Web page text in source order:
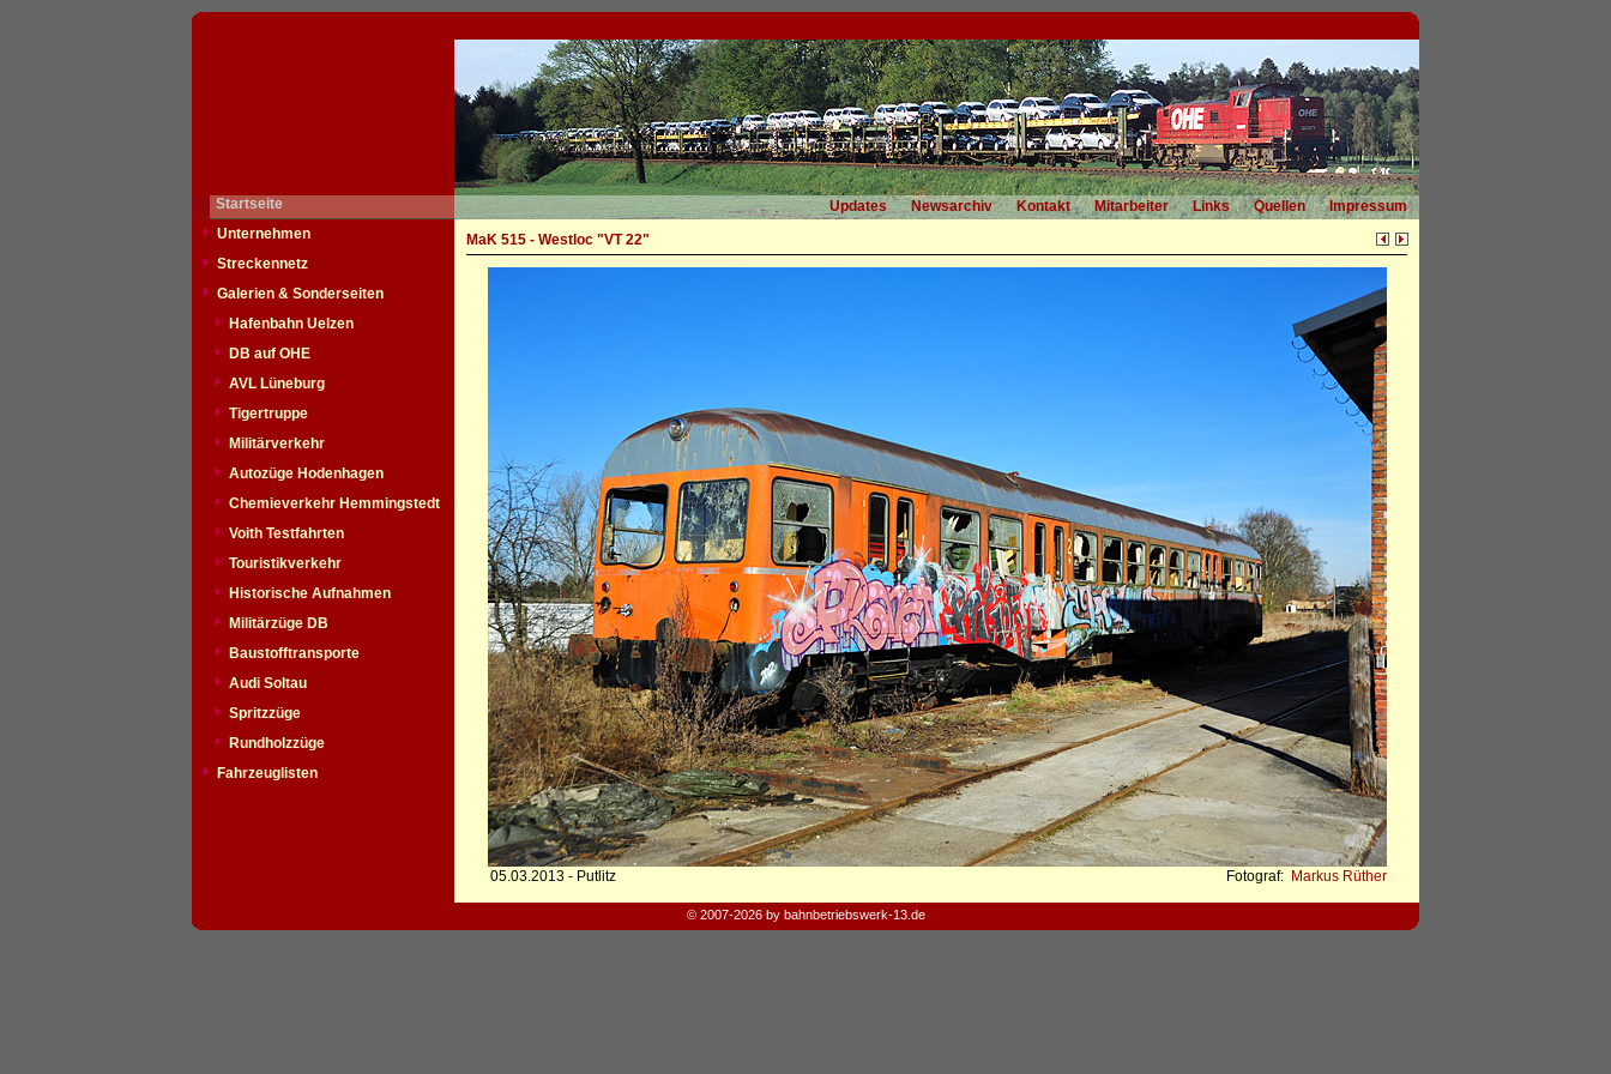
Startseite Updates Newsarchiv Kontakt Mitarbeiter Links Quellen
Impressum
Unternehmen
Streckennetz
Galerien & Sonderseiten
Hafenbahn Uelzen
DB auf OHE
AVL Lüneburg
Tigertruppe
Militärverkehr
Autozüge Hodenhagen
Chemieverkehr Hemmingstedt
Voith Testfahrten
Touristikverkehr
Historische Aufnahmen
Militärzüge DB
Baustofftransporte
Audi Soltau
Spritzzüge
Rundholzzüge
Fahrzeuglisten
MaK 515 - Westloc "VT 22"
05.03.2013 - Putlitz Fotograf: Markus Rüther
© 2007-2026 by bahnbetriebswerk-13.de